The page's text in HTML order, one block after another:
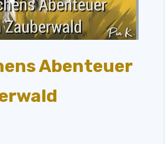
Abenteuer